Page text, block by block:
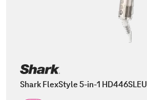
Shark FlexStyle 5-in-1 HD446SLEU